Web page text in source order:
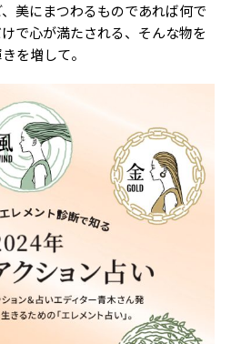
美にまつわるものであれば何で
で心が満たされる、そんな物を
を増して。